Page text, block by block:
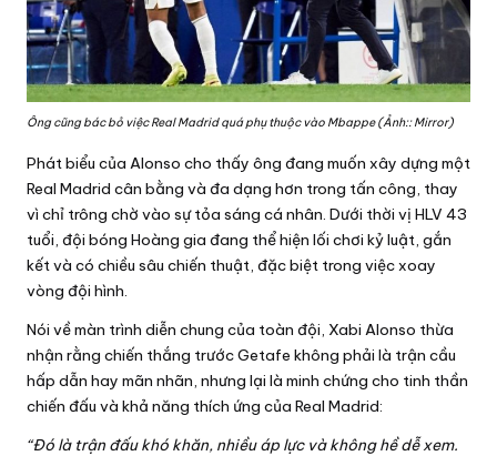
Ông cũng bác bỏ việc Real Madrid quá phụ thuộc vào Mbappe (Ảnh:: Mirror)
Phát biểu của Alonso cho thấy ông đang muốn xây dựng một
Real Madrid cân bằng và đa dạng hơn trong tấn công, thay
vì chỉ trông chờ vào sự tỏa sáng cá nhân. Dưới thời vị HLV 43
tuổi, đội bóng Hoàng gia đang thể hiện lối chơi kỷ luật, gắn
kết và có chiều sâu chiến thuật, đặc biệt trong việc xoay
vòng đội hình.
Nói về màn trình diễn chung của toàn đội, Xabi Alonso thừa
nhận rằng chiến thắng trước Getafe không phải là trận cầu
hấp dẫn hay mãn nhãn, nhưng lại là minh chứng cho tinh thần
chiến đấu và khả năng thích ứng của Real Madrid:
“Đó là trận đấu khó khăn, nhiều áp lực và không hề dễ xem.